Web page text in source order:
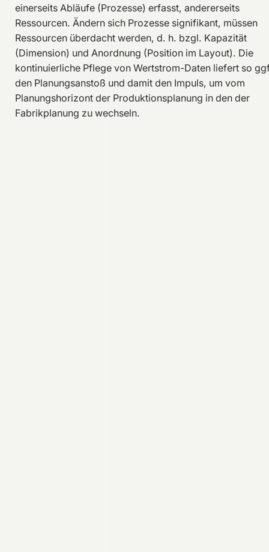
einerseits Abläufe (Prozesse) erfasst, andererseits
Ressourcen. Ändern sich Prozesse signifikant, müssen
Ressourcen überdacht werden, d. h. bzgl. Kapazität
(Dimension) und Anordnung (Position im Layout). Die
kontinuierliche Pflege von Wertstrom-Daten liefert so
den Planungsanstoß und damit den Impuls, um vom
Planungshorizont der Produktionsplanung in den der
Fabrikplanung zu wechseln.